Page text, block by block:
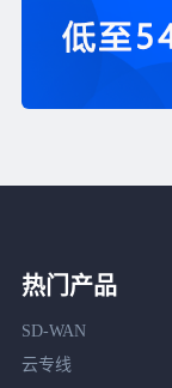
热门产品
SD-WAN
云专线